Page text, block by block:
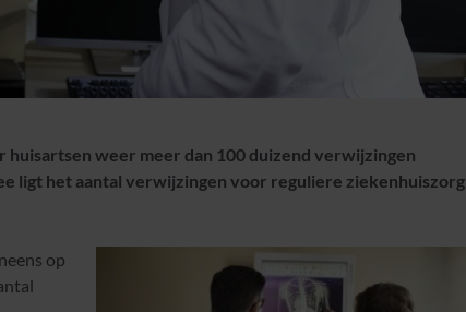
weer meer dan 100 duizend verwijzingen
ligt het aantal verwijzingen voor reguliere ziekenhuiszorg
op